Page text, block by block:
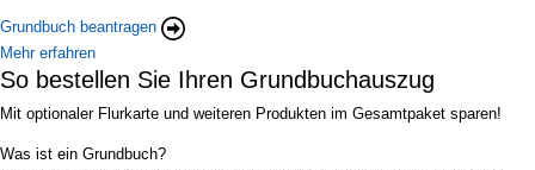
Grundbuch beantragen
Mehr erfahren
So bestellen Sie Ihren Grundbuchauszug
Mit optionaler Flurkarte und weiteren Produkten im Gesamtpaket sparen!
Was ist ein Grundbuch?